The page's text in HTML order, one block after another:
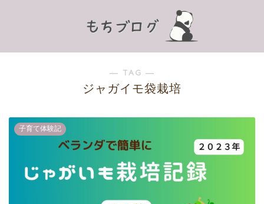
― TAG ―
ジャガイモ袋栽培
子育て体験記